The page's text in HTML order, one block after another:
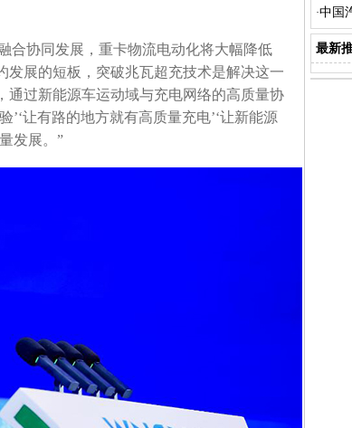
合协同发展，重卡物流电动化将大幅降低
展的短板，突破兆瓦超充技术是解决这一
通过新能源车运动域与充电网络的高质量协
让有路的地方就有高质量充电’‘让新能源
发展。”
·中国
最新